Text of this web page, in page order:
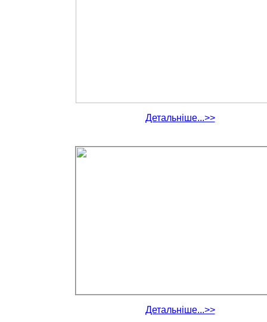
Детальніше...>>
Детальніше...>>